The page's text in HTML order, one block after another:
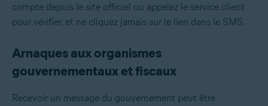
compte depuis le site officiel ou appelez le service client
pour vérifier, et ne cliquez jamais sur le lien dans le SMS.
Arnaques aux organismes
gouvernementaux et fiscaux
Recevoir un message du gouvernement peut être